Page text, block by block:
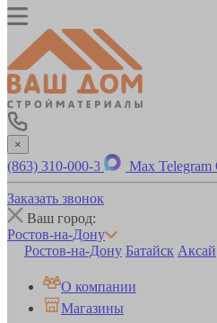
×
(863) 310-000-3 Max Telegram
Заказать звонок
Ваш город:
Ростов-на-Дону
Ростов-на-Дону Батайск Аксай
О компании
Магазины